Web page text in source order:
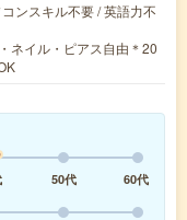
ンスキル不要 / 英語力不
ネイル・ピアス自由＊20
50代
60代